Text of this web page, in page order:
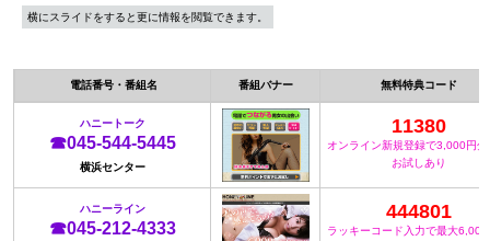
横にスライドをすると更に情報を閲覧できます。
電話番号・番組名 番組バナー 無料特典コード
ハニートーク
☎045-544-5445
横浜センター
11380
オンライン新規登録で3,000円分
お試しあり
ハニーライン
☎045-212-4333
444801
ラッキーコード入力で最大6,000